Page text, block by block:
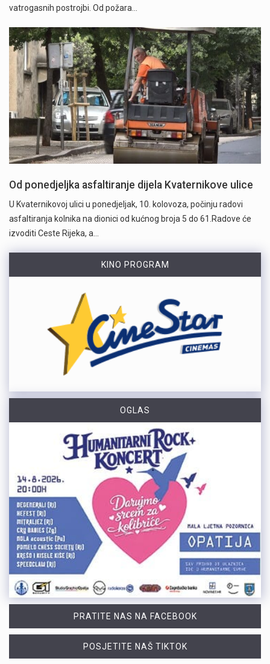
vatrogasnih postrojbi. Od požara…
Od ponedjeljka asfaltiranje dijela Kvaternikove ulice
U Kvaternikovoj ulici u ponedjeljak, 10. kolovoza, počinju radovi
asfaltiranja kolnika na dionici od kućnog broja 5 do 61.Radove će
izvoditi Ceste Rijeka, a…
KINO PROGRAM
OGLAS
PRATITE NAS NA FACEBOOK
POSJETITE NAŠ TIKTOK